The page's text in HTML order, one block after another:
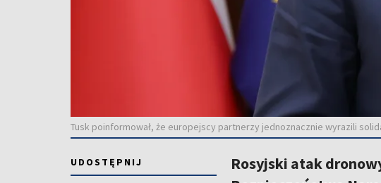
Tusk poinformował, że europejscy partnerzy jednoznacznie wyrazili
UDOSTĘPNIJ
Rosyjski atak